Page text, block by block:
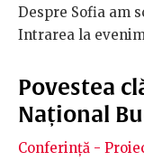
Despre Sofia am
Intrarea la
Povestea
Național
Conferință -